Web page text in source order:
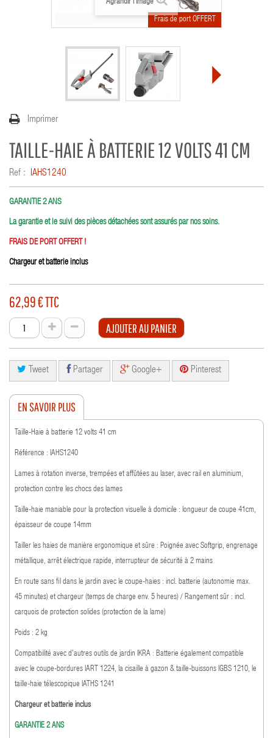
Frais de port OFFERT
Agrandir l'image
Imprimer
TAILLE-HAIE À BATTERIE 12 VOLTS 41 CM
Ref : IAHS1240
GARANTIE 2 ANS
La garantie et le suivi des pièces détachées sont assurés par nos soins.
FRAIS DE PORT OFFERT !
Chargeur et batterie inclus
62,99 €TTC
AJOUTER AU PANIER
Tweet Partager Google+ Pinterest
EN SAVOIR PLUS
Taille-Haie à batterie 12 volts 41 cm
Référence : IAHS1240
Lames à rotation inverse, trempées et affûtées au laser, avec rail en aluminium,
protection contre les chocs des lames
Taille-haie maniable pour la protection visuelle à domicile : longueur de coupe 41cm,
épaisseur de coupe 14mm
Tailler les haies de manière ergonomique et sûre : Poignée avec Softgrip, engrenage
métallique, arrêt électrique rapide, interrupteur de sécurité à 2 mains
En route sans fil dans le jardin avec le coupe-haies : incl. batterie (autonomie max.
45 minutes) et chargeur (temps de charge env. 5 heures) / Rangement sûr : incl.
carquois de protection solides (protection de la lame)
Poids : 2 kg
Compatibilité avec d'autres outils de jardin IKRA : Batterie également compatible
avec le coupe-bordures IART 1224, la cisaille à gazon & taille-buissons IGBS 1210, le
taille-haie télescopique IATHS 1241
Chargeur et batterie inclus
GARANTIE 2 ANS